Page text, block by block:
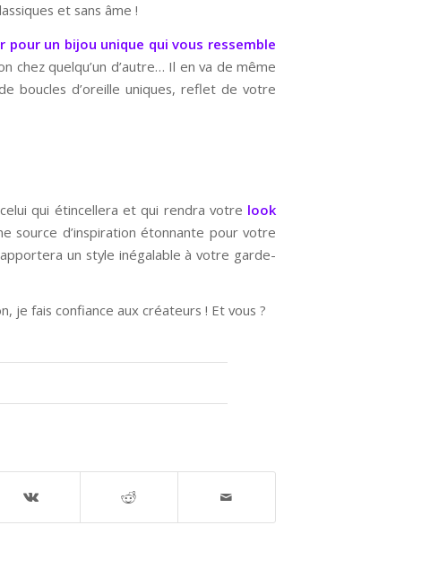
et sans âme !
pour un bijou unique qui vous ressemble
chez quelqu’un d’autre… Il en va de même
boucles d’oreille uniques, reflet de votre
qui étincellera et qui rendra votre look
source d’inspiration étonnante pour votre
un style inégalable à votre garde-
je fais confiance aux créateurs ! Et vous ?